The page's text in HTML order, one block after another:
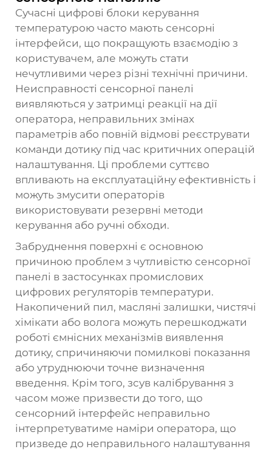
Сучасні цифрові блоки керування
температурою часто мають сенсорні
інтерфейси, що покращують взаємодію з
користувачем, але можуть стати
нечутливими через різні технічні причини.
Неисправності сенсорної панелі
виявляються у затримці реакції на дії
оператора, неправильних змінах
параметрів або повній відмові реєструвати
команди дотику під час критичних операцій
налаштування. Ці проблеми суттєво
впливають на експлуатаційну ефективність і
можуть змусити операторів
використовувати резервні методи
керування або ручні обходи.
Забруднення поверхні є основною
причиною проблем з чутливістю сенсорної
панелі в застосунках промислових
цифрових регуляторів температури.
Накопичений пил, масляні залишки, чистячі
хімікати або волога можуть перешкоджати
роботі ємнісних механізмів виявлення
дотику, спричиняючи помилкові показання
або утруднюючи точне визначення
введення. Крім того, зсув калібрування з
часом може призвести до того, що
сенсорний інтерфейс неправильно
інтерпретуватиме наміри оператора, що
призведе до неправильного налаштування